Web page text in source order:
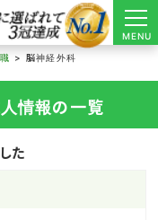
MENU
脳神経外科
情報の一覧
た